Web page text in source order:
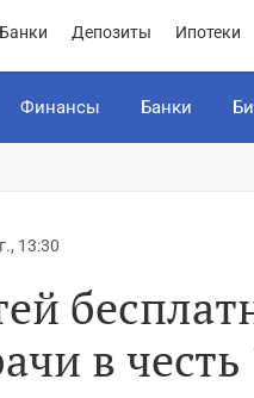
Банки Депозиты Ипотеки
Финансы Банки
13:30
в